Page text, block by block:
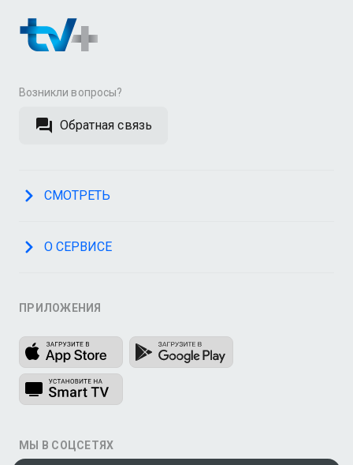
Возникли вопросы?
Обратная связь
СМОТРЕТЬ
О СЕРВИСЕ
ПРИЛОЖЕНИЯ
МЫ В СОЦСЕТЯХ